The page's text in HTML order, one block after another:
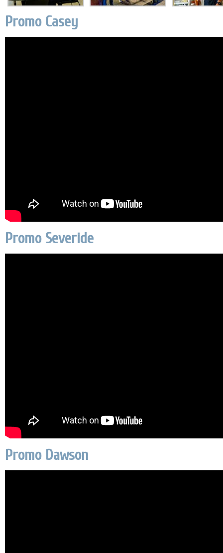
Promo Casey
Promo Severide
Promo Dawson